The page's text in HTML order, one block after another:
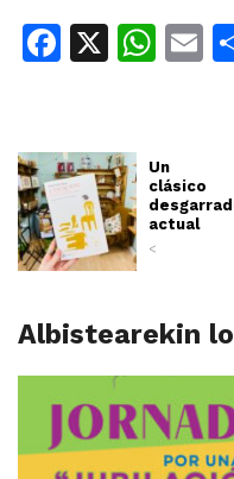
Facebook
X
Un
clásico
actual
<
Albistearekin